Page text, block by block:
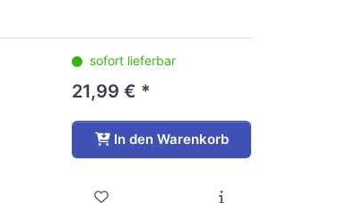
sofort lieferbar
21,99 € *
In den Warenkorb